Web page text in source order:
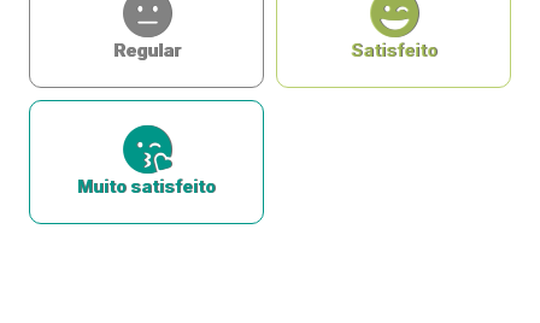
Regular Satisfeito
Muito satisfeito